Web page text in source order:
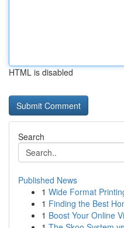
HTML is disabled
Search
Published News
1 Wide Format
1 Finding the Best
1 Boost Your Online